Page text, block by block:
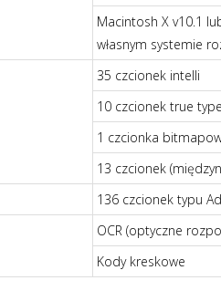
Macintosh X v10.1
własnym systemie
35 czcionek intelli
10 czcionek true type
1 czcionka
13 czcionek
136 czcionek typu
OCR (optyczne
Kody kreskowe